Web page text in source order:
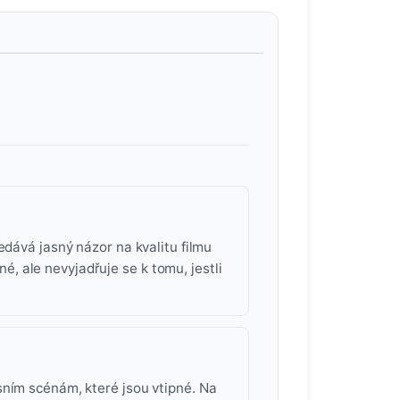
jasný názor na kvalitu filmu
ale nevyjadřuje se k tomu, jestli
scénám, které jsou vtipné. Na